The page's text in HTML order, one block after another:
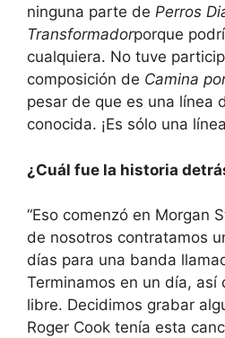
ninguna parte de Perros
Transformadorporque
cualquiera. No tuve
composición de Camina
pesar de que es una línea
conocida. ¡Es sólo una
¿Cuál fue la historia
“Eso comenzó en Morgan
de nosotros contratamos
días para una banda
Terminamos en un día, así
libre. Decidimos grabar
Roger Cook tenía esta